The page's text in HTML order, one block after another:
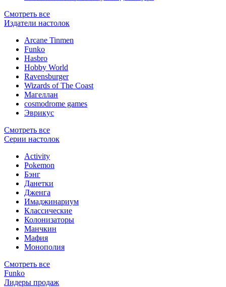
Смотреть все
Издатели настолок
Arcane Tinmen
Funko
Hasbro
Hobby World
Ravensburger
Wizards of The Coast
Магеллан
сosmodrome games
Эврикус
Смотреть все
Серии настолок
Activity
Pokemon
Бэнг
Данетки
Дженга
Имаджинариум
Классические
Колонизаторы
Манчкин
Мафия
Монополия
Смотреть все
Funko
Лидеры продаж